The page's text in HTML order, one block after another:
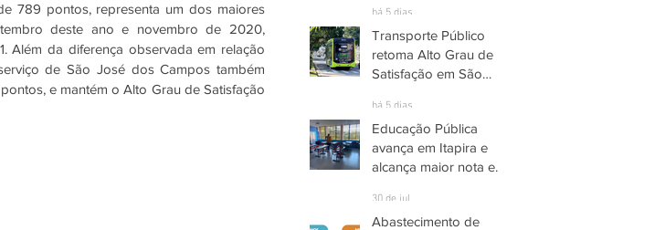
789 pontos, representa um dos maiores
deste ano e novembro de 2020,
da diferença observada em relação
de São José dos Campos também
e mantém o Alto Grau de Satisfação
de Parnaíba
há 5 dias
Transporte Público
retoma Alto Grau de
Satisfação em São
há 5 dias
Educação Pública
avança em Itapira e
alcança maior nota em
30 de jul.
Abastecimento de